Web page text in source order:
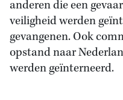
anderen die een
veiligheid werden
gevangenen. Ook
opstand naar
werden geïnterneerd.